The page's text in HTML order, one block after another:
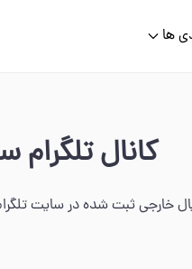
ها
کانال
خارجی ثبت شده در سایت